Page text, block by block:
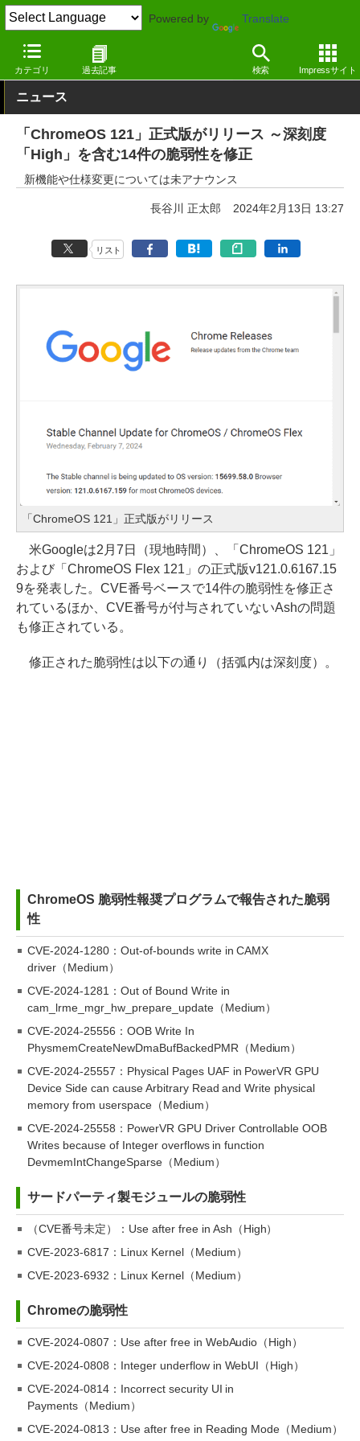
Powered by Translate
カテゴリ 過去記事 検索 Impressサイト
窓の杜 セキュリティ
ニュース
「ChromeOS 121」正式版がリリース ～深刻度
「High」を含む14件の脆弱性を修正
新機能や仕様変更については未アナウンス
長谷川 正太郎 2024年2月13日 13:27
リスト
「ChromeOS 121」正式版がリリース
米Googleは2月7日（現地時間）、「ChromeOS 121」
および「ChromeOS Flex 121」の正式版v121.0.6167.15
9を発表した。CVE番号ベースで14件の脆弱性を修正さ
れているほか、CVE番号が付与されていないAshの問題
も修正されている。
修正された脆弱性は以下の通り（括弧内は深刻度）。
ChromeOS 脆弱性報奨プログラムで報告された脆弱
性
CVE-2024-1280：Out-of-bounds write in CAMX
driver（Medium）
CVE-2024-1281：Out of Bound Write in
cam_lrme_mgr_hw_prepare_update（Medium）
CVE-2024-25556：OOB Write In
PhysmemCreateNewDmaBufBackedPMR（Medium）
CVE-2024-25557：Physical Pages UAF in PowerVR GPU
Device Side can cause Arbitrary Read and Write physical
memory from userspace（Medium）
CVE-2024-25558：PowerVR GPU Driver Controllable OOB
Writes because of Integer overflows in function
DevmemIntChangeSparse（Medium）
サードパーティ製モジュールの脆弱性
（CVE番号未定）：Use after free in Ash（High）
CVE-2023-6817：Linux Kernel（Medium）
CVE-2023-6932：Linux Kernel（Medium）
Chromeの脆弱性
CVE-2024-0807：Use after free in WebAudio（High）
CVE-2024-0808：Integer underflow in WebUI（High）
CVE-2024-0814：Incorrect security UI in
Payments（Medium）
CVE-2024-0813：Use after free in Reading Mode（Medium）